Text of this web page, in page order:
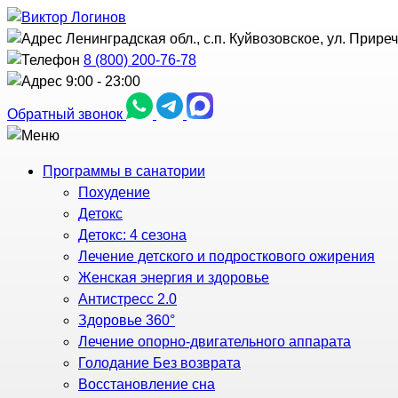
Ленинградская обл., с.п. Куйвозовское, ул.
8 (800) 200-76-78
9:00 - 23:00
Обратный звонок
Программы в санатории
Похудение
Детокс
Детокс: 4 сезона
Лечение детского и подросткового ожирения
Женская энергия и здоровье
Антистресс 2.0
Здоровье 360°
Лечение опорно-двигательного аппарата
Голодание Без возврата
Восстановление сна